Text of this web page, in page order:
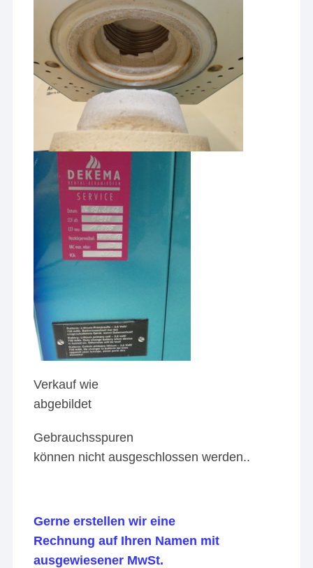
Verkauf wie
abgebildet
Gebrauchsspuren
können nicht ausgeschlossen werden..
Gerne erstellen wir eine
Rechnung auf Ihren Namen mit
ausgewiesener MwSt.